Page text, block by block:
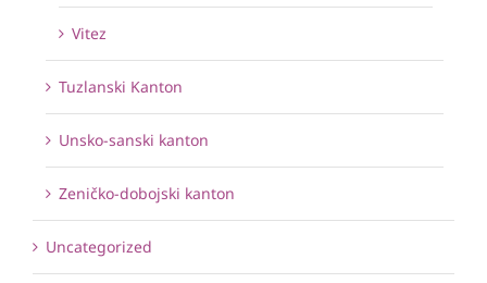
Vitez
Tuzlanski Kanton
Unsko-sanski kanton
Zeničko-dobojski kanton
Uncategorized